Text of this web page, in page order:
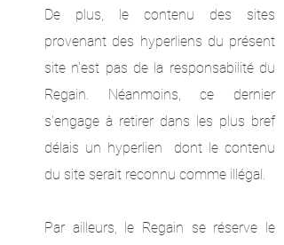
De plus, le contenu des sites
provenant des hyperliens du présent
site n'est pas de la responsabilité du
Regain. Néanmoins, ce dernier
s'engage à retirer dans les plus bref
délais un hyperlien dont le contenu
du site serait reconnu comme illégal.
Par ailleurs, le Regain se réserve le